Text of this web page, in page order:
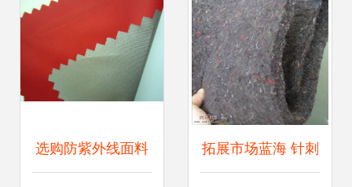
选购防紫外线面料 拓展市场蓝海 针刺